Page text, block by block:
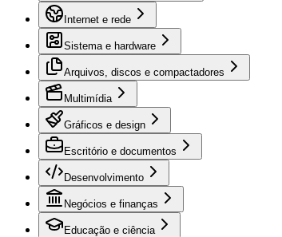
Internet e rede
Sistema e hardware
Arquivos, discos e compactadores
Multimídia
Gráficos e design
Escritório e documentos
Desenvolvimento
Negócios e finanças
Educação e ciência